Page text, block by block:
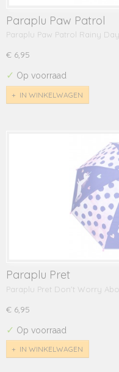
Paraplu Paw Patrol
Paraplu Paw Patrol Rainy
€ 6,95
✓ Op voorraad
IN WINKELWAGEN
Paraplu Pret
Paraplu Pret Don't Worry
€ 6,95
✓ Op voorraad
IN WINKELWAGEN